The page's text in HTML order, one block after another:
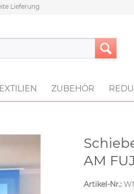
Lieferung
ZUBEHÖR
AM
Artikel-Nr.: